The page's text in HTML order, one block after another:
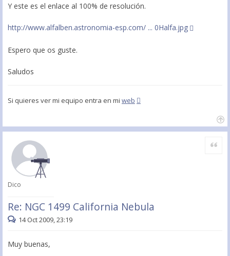
Y este es el enlace al 100% de resolución.
http://www.alfalben.astronomia-esp.com/ ... 0Halfa.jpg
Espero que os guste.
Saludos
Si quieres ver mi equipo entra en mi web
Dico
Re: NGC 1499 California Nebula
Citar
14 Oct 2009, 23:19
Muy buenas,